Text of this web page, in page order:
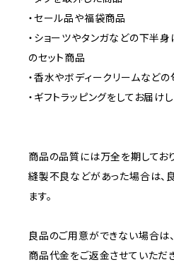
・セール品や福袋商品
・ショーツやタンガなどの下半
のセット商品
・香水やボディークリームなど
・ギフトラッピングをしてお届け
商品の品質には万全を期してお
縫製不良などがあった場合は、
ます。
良品のご用意ができない場合は
商品代金をご返金させていただき